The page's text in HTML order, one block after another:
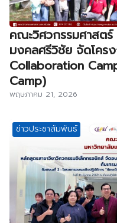
คณะวิศวกรรมศาสตร์
มงคลศรีวิชัย จัดโคร
Collaboration
Camp)
พฤษภาคม 21, 2026
ข่าวประชาสัมพันธ์